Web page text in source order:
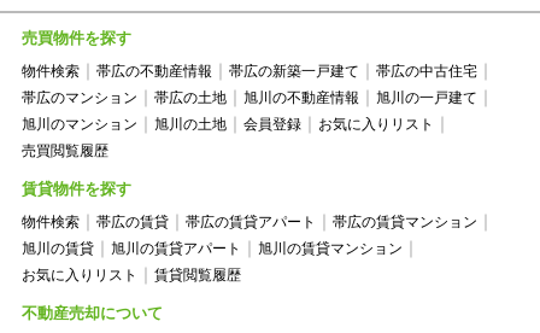
売買物件を探す
物件検索 帯広の不動産情報 帯広の新築一戸建て
帯広の中古住宅
帯広のマンション
帯広の土地 旭川の不動産情報
旭川の一戸建て
旭川のマンション
旭川の土地 会員登録
お気に入りリスト
売買閲覧履歴
賃貸物件を探す
物件検索 帯広の賃貸 帯広の賃貸アパート
帯広の賃貸マンション
旭川の賃貸
旭川の賃貸アパート
旭川の賃貸マンション
お気に入りリスト
賃貸閲覧履歴
不動産売却について